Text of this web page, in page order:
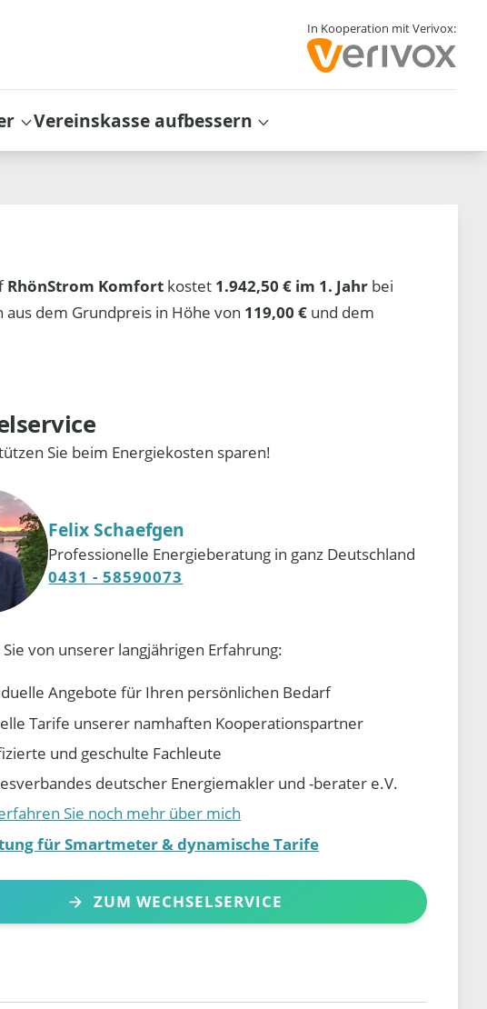
In Kooperation mit Verivox:
Vereinskasse aufbessern
RhönStrom Komfort kostet 1.942,50 € im 1. Jahr bei
dem Grundpreis in Höhe von 119,00 € und dem
Sie beim Energiekosten sparen!
Felix Schaefgen
Professionelle Energieberatung in ganz Deutschland
0431 - 58590073
von unserer langjährigen Erfahrung:
Angebote für Ihren persönlichen Bedarf
Tarife unserer namhaften Kooperationspartner
und geschulte Fachleute
deutscher Energiemakler und -berater e.V.
Sie noch mehr über mich
für Smartmeter & dynamische Tarife
ZUM WECHSELSERVICE